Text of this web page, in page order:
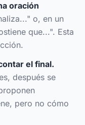
oración
o, en un
que...". Esta
el final.
después se
pero no cómo